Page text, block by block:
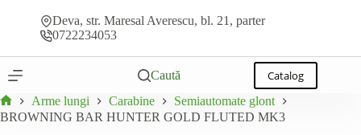
În stoc
Deva, str. Maresal Averescu, bl. 21, parter
0722234053
Caută Catalog
Prima
Arme lungi Carabine
Semiautomate glont
BROWNING BAR HUNTER GOLD FLUTED MK3